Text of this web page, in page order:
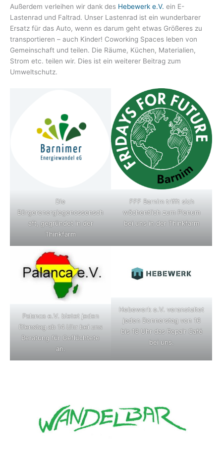
Außerdem verleihen wir dank des Hebewerk e.V. ein E-
Lastenrad und Faltrad. Unser Lastenrad ist ein wunderbarer
Ersatz für das Auto, wenn es darum geht etwas Größeres zu
transportieren – auch Kinder! Coworking Spaces leben von
Gemeinschaft und teilen. Die Räume, Küchen, Materialien,
Strom etc. teilen wir. Dies ist ein weiterer Beitrag zum
Umweltschutz.
Die
Bürgerenergiegenossensch
aft, gegründet in der
Thinkfarm
FFF Barnim trifft sich
wöchentlich zum Plenum
bei uns in der Thinkfarm
Palanca e.V. bietet jeden
Dienstag ab 14 Uhr bei uns
Beratung für Geflüchtete
an.
Hebewerk e.V. veranstaltet
jeden Donnerstag von 16
bis 18 Uhr das Repair Café
bei uns.